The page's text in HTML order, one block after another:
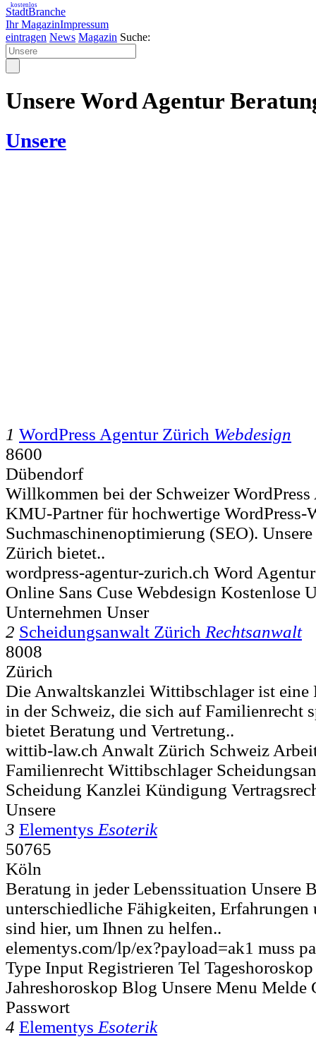
StadtBranche
Ihr MagazinImpressum
kostenlos
eintragen News Magazin Suche:
Unsere Word Agentur
Unsere
1 WordPress Agentur Zürich Webdesign
8600
Dübendorf
Willkommen bei der Schweizer
KMU-Partner für hochwertige WordPress-
Suchmaschinenoptimierung (SEO).
Zürich bietet..
wordpress-agentur-zurich.ch Word
Online Sans Cuse Webdesign Kostenlose
Unternehmen Unser
2 Scheidungsanwalt Zürich Rechtsanwalt
8008
Zürich
Die Anwaltskanzlei Wittibschlager ist eine
in der Schweiz, die sich auf Familienrecht
bietet Beratung und Vertretung..
wittib-law.ch Anwalt Zürich Schweiz
Familienrecht Wittibschlager
Scheidung Kanzlei Kündigung
Unsere
3 Elementys Esoterik
50765
Köln
Beratung in jeder Lebenssituation Unsere
unterschiedliche Fähigkeiten, Erfahrungen
sind hier, um Ihnen zu helfen..
elementys.com/lp/ex?payload=ak1 muss
Type Input Registrieren Tel
Jahreshoroskop Blog Unsere Menu Melde
Passwort
4 Elementys Esoterik